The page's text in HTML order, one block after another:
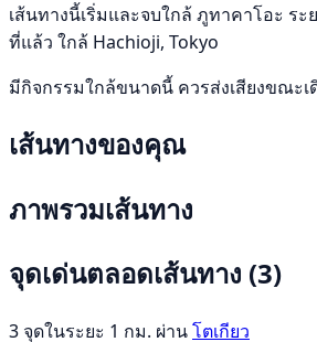
เส้นทางนี้เริ่มและจบใกล้ ภูทาคาโอะ ร
ที่แล้ว ใกล้ Hachioji, Tokyo
มีกิจกรรมใกล้ขนาดนี้ ควรส่งเสียงขณะ
เส้นทางของคุณ
ภาพรวมเส้นทาง
จุดเด่นตลอดเส้นทาง (3)
3 จุดในระยะ 1 กม. ผ่านโตเกียว